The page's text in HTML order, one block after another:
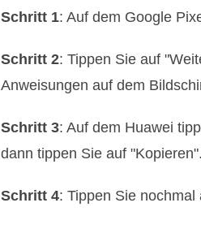
Schritt 1: Auf dem Google
Schritt 2: Tippen Sie auf
Anweisungen auf dem
Schritt 3: Auf dem Huawei
dann tippen Sie auf "Kopieren".
Schritt 4: Tippen Sie